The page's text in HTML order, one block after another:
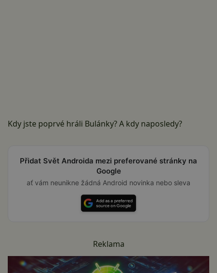
Kdy jste poprvé hráli Bulánky? A kdy naposledy?
Přidat Svět Androida mezi preferované stránky na
Google
ať vám neunikne žádná Android novinka nebo sleva
Reklama